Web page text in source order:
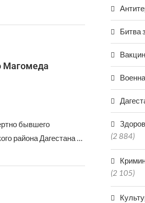
Магомеда
бывшего
района Дагестана …
Битва
(2 884)
(2 105)